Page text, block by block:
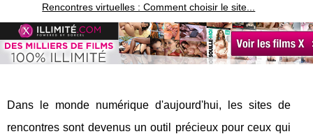
Rencontres virtuelles : Comment choisir le site...
Dans le monde numérique d'aujourd'hui, les sites de
rencontres sont devenus un outil précieux pour ceux qui